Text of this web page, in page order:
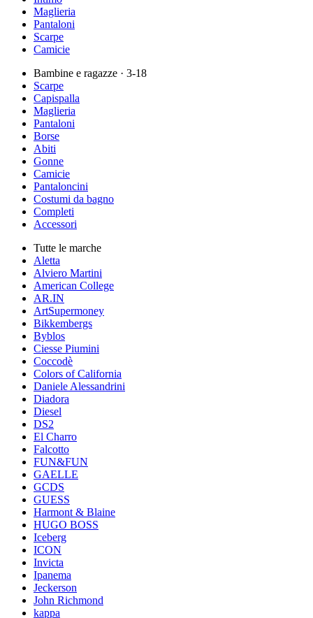
Maglieria
Pantaloni
Scarpe
Camicie
Bambine e ragazze · 3-18
Scarpe
Capispalla
Maglieria
Pantaloni
Borse
Abiti
Gonne
Camicie
Pantaloncini
Costumi da bagno
Completi
Accessori
Tutte le marche
Aletta
Alviero Martini
American College
AR.IN
ArtSupermoney
Bikkembergs
Byblos
Ciesse Piumini
Coccodè
Colors of California
Daniele Alessandrini
Diadora
Diesel
DS2
El Charro
Falcotto
FUN&FUN
GAELLE
GCDS
GUESS
Harmont & Blaine
HUGO BOSS
Iceberg
ICON
Invicta
Ipanema
Jeckerson
John Richmond
kappa